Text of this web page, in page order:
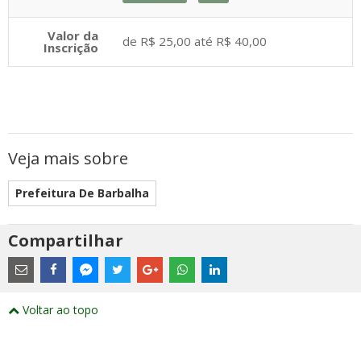
Valor da
Inscrição de R$ 25,00 até R$ 40,00
Veja mais sobre
Prefeitura De Barbalha
Compartilhar
Estes
são
links
externos
abrirão
post post este
post
Voltar ao topo